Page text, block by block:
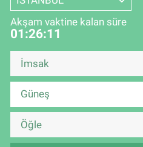
Akşam vaktine kalan süre
01:26:11
İmsak
Güneş
Öğle